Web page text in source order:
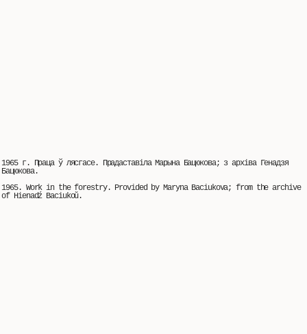
1965 г. Праца ў лясгасе. Прадаставіла Марына Бацюкова; з архіва Генадзя
Бацюкова.
1965. Work in the forestry. Provided by Maryna Baciukova; from the archive
of Hienadź Baciukoŭ.